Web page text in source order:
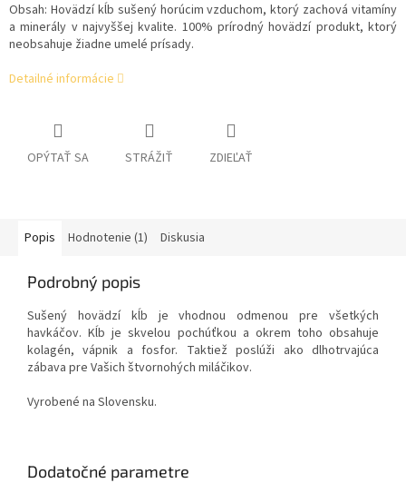
Obsah: Hovädzí kĺb sušený horúcim vzduchom, ktorý zachová vitamíny
a minerály v najvyššej kvalite. 100% prírodný hovädzí produkt, ktorý
neobsahuje žiadne umelé prísady.
Detailné informácie
OPÝTAŤ SA STRÁŽIŤ ZDIEĽAŤ
Popis Hodnotenie (1) Diskusia
Podrobný popis
Sušený hovädzí kĺb je vhodnou odmenou pre všetkých
havkáčov. Kĺb je skvelou pochúťkou a okrem toho obsahuje
kolagén, vápnik a fosfor. Taktiež poslúži ako dlhotrvajúca
zábava pre Vašich štvornohých miláčikov.
Vyrobené na Slovensku.
Dodatočné parametre